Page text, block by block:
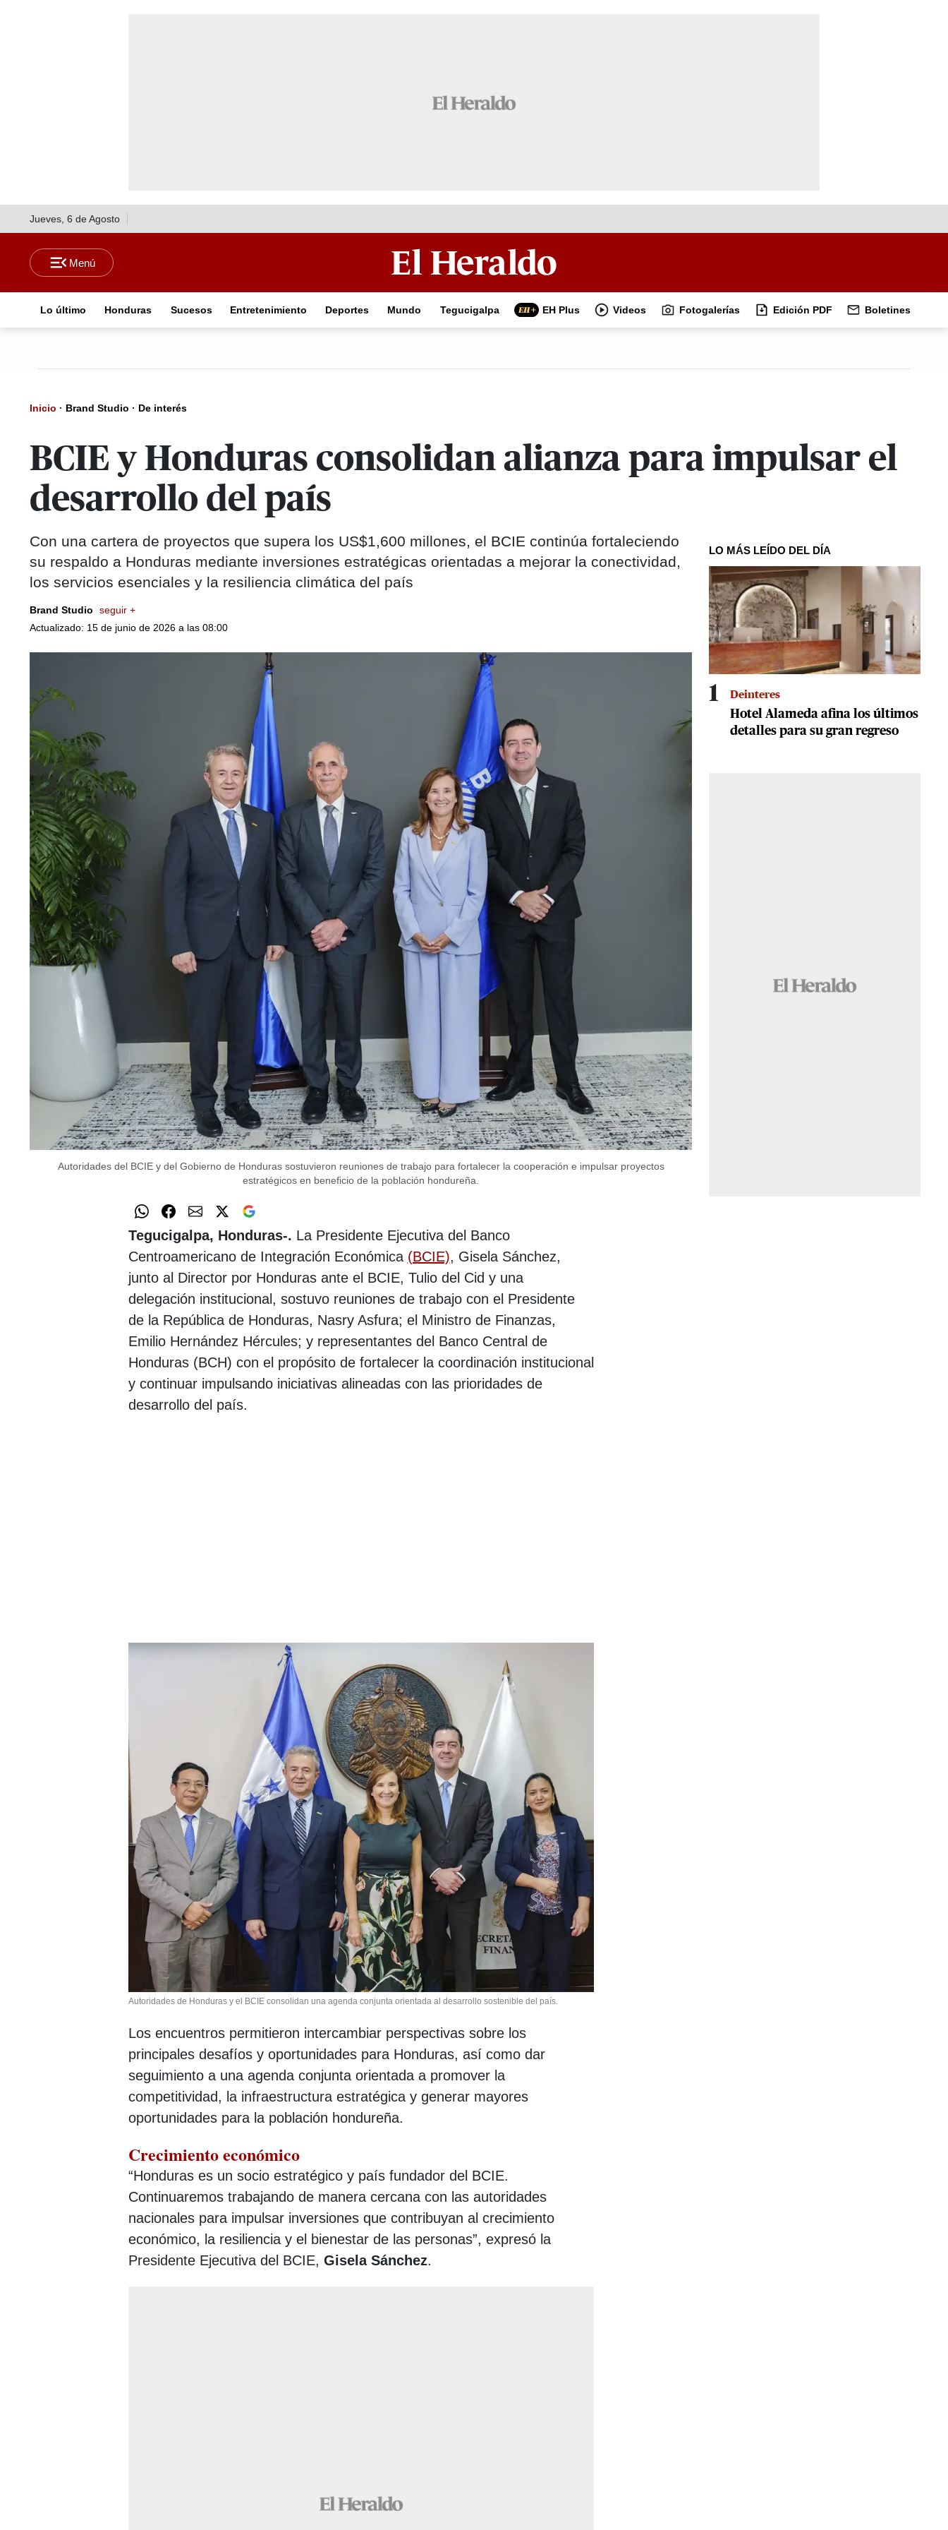
Jueves, 6 de Agosto
Lo último Honduras Sucesos Entretenimiento Deportes Mundo Tegucigalpa EH Plus Videos Fotogalerías Edición PDF Boletines
Inicio · Brand Studio · De interés
BCIE y Honduras consolidan alianza para impulsar el
desarrollo del país
Con una cartera de proyectos que supera los US$1,600 millones, el BCIE continúa fortaleciendo
su respaldo a Honduras mediante inversiones estratégicas orientadas a mejorar la conectividad,
los servicios esenciales y la resiliencia climática del país
Brand Studio
seguir +
Actualizado: 15 de junio de 2026 a las 08:00
Autoridades del BCIE y del Gobierno de Honduras sostuvieron reuniones de trabajo para fortalecer la cooperación e impulsar proyectos
estratégicos en beneficio de la población hondureña.
Tegucigalpa, Honduras-. La Presidente Ejecutiva del Banco
Centroamericano de Integración Económica (BCIE), Gisela Sánchez,
junto al Director por Honduras ante el BCIE, Tulio del Cid y una
delegación institucional, sostuvo reuniones de trabajo con el Presidente
de la República de Honduras, Nasry Asfura; el Ministro de Finanzas,
Emilio Hernández Hércules; y representantes del Banco Central de
Honduras (BCH) con el propósito de fortalecer la coordinación institucional
y continuar impulsando iniciativas alineadas con las prioridades de
desarrollo del país.
Autoridades de Honduras y el BCIE consolidan una agenda conjunta orientada al desarrollo sostenible del país.
Los encuentros permitieron intercambiar perspectivas sobre los
principales desafíos y oportunidades para Honduras, así como dar
seguimiento a una agenda conjunta orientada a promover la
competitividad, la infraestructura estratégica y generar mayores
oportunidades para la población hondureña.
Crecimiento económico
“Honduras es un socio estratégico y país fundador del BCIE.
Continuaremos trabajando de manera cercana con las autoridades
nacionales para impulsar inversiones que contribuyan al crecimiento
económico, la resiliencia y el bienestar de las personas”, expresó la
Presidente Ejecutiva del BCIE, Gisela Sánchez.
LO MÁS LEÍDO DEL DÍA
1 Deinteres
Hotel Alameda afina los últimos
detalles para su gran regreso